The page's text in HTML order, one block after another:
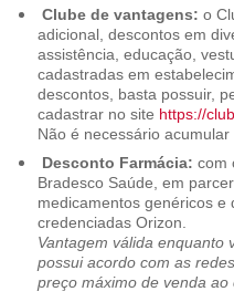
Clube de vantagens: o
adicional, descontos em
assistência, educação,
cadastradas em
descontos, basta possuir,
cadastrar no site https://
Não é necessário
Desconto Farmácia: com
Bradesco Saúde, em
medicamentos genéricos e
credenciadas Orizon.
Vantagem válida enquanto
possui acordo com as
preço máximo de venda ao